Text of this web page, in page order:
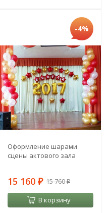
-4%
Оформление шарами
сцены актового зала
15 160 ₽ 15 760₽
В корзину